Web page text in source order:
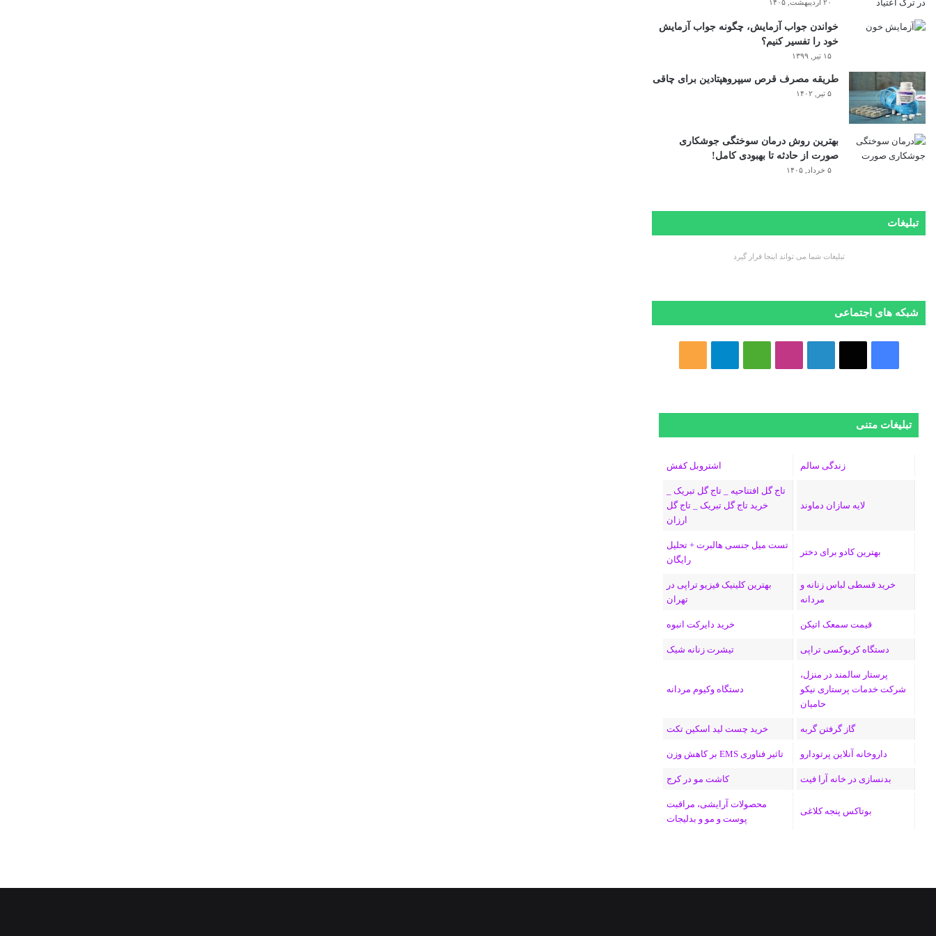
۲۰ اردیبهشت, ۱۴۰۵
خواندن جواب آزمایش، چگونه جواب آزمایش
خود را تفسیر کنیم؟
۱۵ تیر, ۱۳۹۹
طریقه مصرف قرص سیپروهپتادین برای چاقی
۵ تیر, ۱۴۰۲
بهترین روش درمان سوختگی جوشکاری
صورت از حادثه تا بهبودی کامل!
۵ خرداد, ۱۴۰۵
تبلیغات
تبلیغات شما می تواند اینجا قرار گیرد
شبکه های اجتماعی
س
ب
ک
س
ن
ک
د
ن
ن
س
ا
ر
d
i
m
گ
ر
ا
م
ر
ا
ک
تبلیغات متنی
زندگی سالم اشتروبل کفش
لایه سازان دماوند
تاج گل افتتاحیه _ تاج گل تبریک _
خرید تاج گل تبریک _ تاج گل
ارزان
بهترین کادو برای دختر
تست میل جنسی هالبرت + تحلیل
رایگان
خرید قسطی لباس زنانه و
مردانه
بهترین کلینیک فیزیو تراپی در
تهران
قیمت سمعک اتیکن خرید دایرکت انبوه
دستگاه کربوکسی تراپی تیشرت زنانه شیک
پرستار سالمند در منزل،
شرکت خدمات پرستاری نیکو
حامیان
دستگاه وکیوم مردانه
گاز گرفتن گربه خرید چست لید اسکین تکت
داروخانه آنلاین پرتودارو تاثیر فناوری EMS بر کاهش وزن
بدنسازی در خانه آرا فیت کاشت مو در کرج
بوتاکس پنجه کلاغی
محصولات آرایشی، مراقبت
پوست و مو و بدلیجات